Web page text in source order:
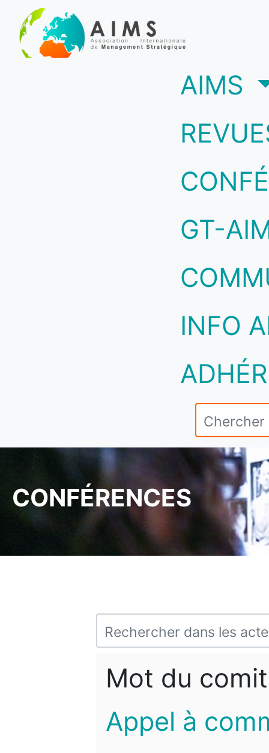
AIMS
GT-
INFO
CONFÉRENCES
Mot du
Appel à